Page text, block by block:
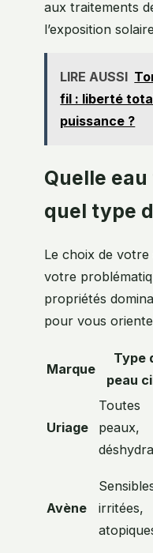
aux traitements
l’exposition
LIRE AUSSI
fil : liberté
puissance ?
Quelle
quel type
Le choix de
votre
propriétés
pour vous
Marque
Type
peau
Uriage
Toutes
peaux,
Avène
irritées,